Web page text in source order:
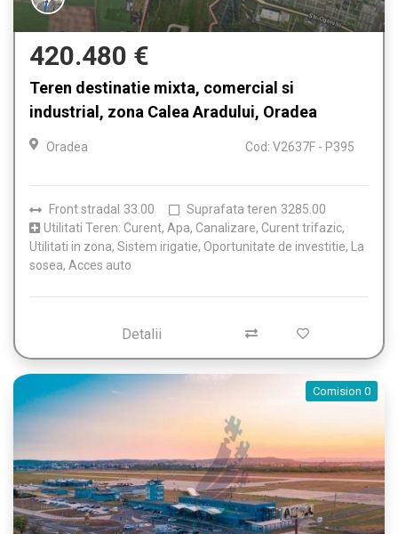
420.480 €
Teren destinatie mixta, comercial si
industrial, zona Calea Aradului, Oradea
Oradea Cod: V2637F - P395
Front stradal 33.00 Suprafata teren 3285.00
Utilitati Teren: Curent, Apa, Canalizare, Curent trifazic,
Utilitati in zona, Sistem irigatie, Oportunitate de investitie, La
sosea, Acces auto
Detalii
Comision 0